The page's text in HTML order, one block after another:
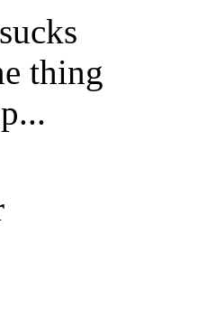
thing